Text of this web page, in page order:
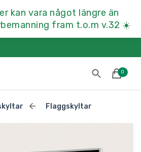
kan vara något längre än
fram t.o.m v.32 ☀️
0
Flaggskyltar